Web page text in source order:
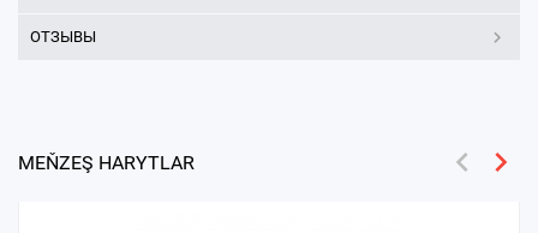
ОТЗЫВЫ
MEŇZEŞ HARYTLAR